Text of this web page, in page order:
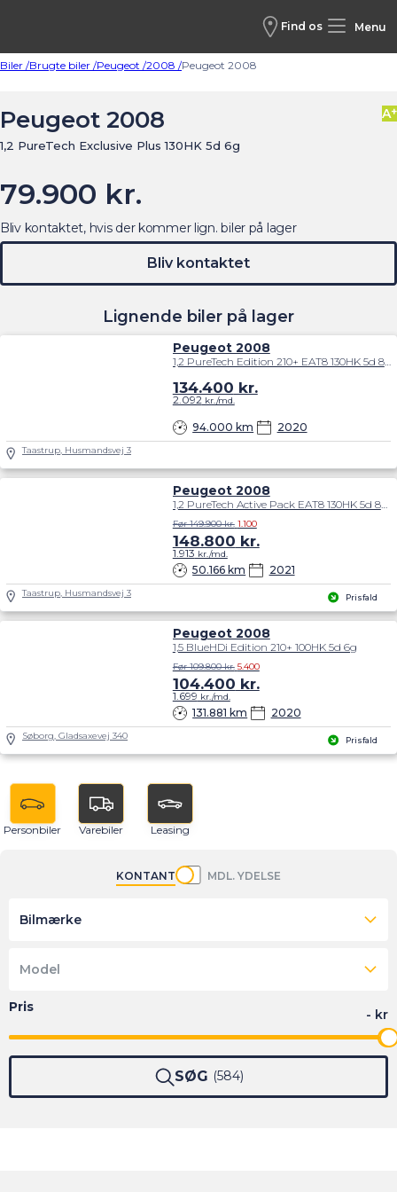
Find os Menu
Biler /Brugte biler /Peugeot /2008 /Peugeot 2008
Peugeot 2008
1,2 PureTech Exclusive Plus 130HK 5d 6g
A+
79.900 kr.
Lignende biler på lager
Peugeot 2008
1,2 PureTech Edition 210+ EAT8 130HK 5d 8g Aut.
94.000 km 2020
134.400 kr.
2.092kr./md.
Taastrup, Husmandsvej 3
Prisfald
Peugeot 2008
1,2 PureTech Active Pack EAT8 130HK 5d 8g Aut.
50.166 km 2021
Før 149.900 kr. 1.100
148.800 kr.
1.913 kr./md.
Taastrup, Husmandsvej 3
Prisfald
Peugeot 2008
1,5 BlueHDi Edition 210+ 100HK 5d 6g
131.881 km 2020
Før 109.800 kr. 5.400
104.400 kr.
1.699 kr./md.
Søborg, Gladsaxevej 340
Bliv kontaktet, hvis der kommer lign. biler på lager
Bliv kontaktet
Personbiler Varebiler Leasing
KONTANT MDL. YDELSE
Bilmærke
Model
SØG 584